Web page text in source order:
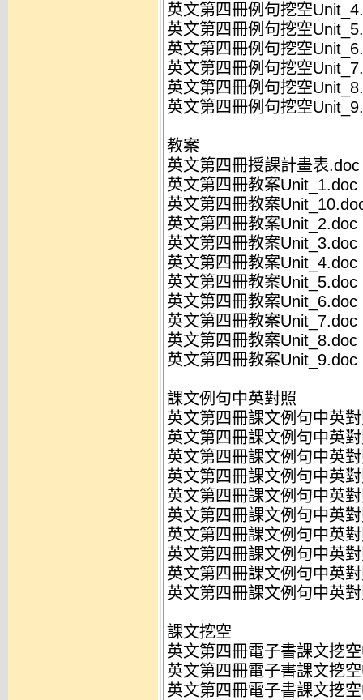
英文第四冊例句挖空
英文第四冊例句挖空
英文第四冊例句挖空
英文第四冊例句挖空
英文第四冊例句挖空
英文第四冊例句挖空
教案
英文第四冊授課計畫表.doc
英文第四冊教案Unit_1.doc
英文第四冊教案
英文第四冊教案Unit_2.doc
英文第四冊教案Unit_3.doc
英文第四冊教案Unit_4.doc
英文第四冊教案Unit_5.doc
英文第四冊教案Unit_6.doc
英文第四冊教案Unit_7.doc
英文第四冊教案Unit_8.doc
英文第四冊教案Unit_9.doc
課文例句中英對照
英文第四冊課文例句中英
英文第四冊課文例句中英
英文第四冊課文例句中英
英文第四冊課文例句中英
英文第四冊課文例句中英
英文第四冊課文例句中英
英文第四冊課文例句中英
英文第四冊課文例句中英
英文第四冊課文例句中英
英文第四冊課文例句中英
課文挖空
英文第四冊電子書課文挖
英文第四冊電子書課文挖
英文第四冊電子書課文挖